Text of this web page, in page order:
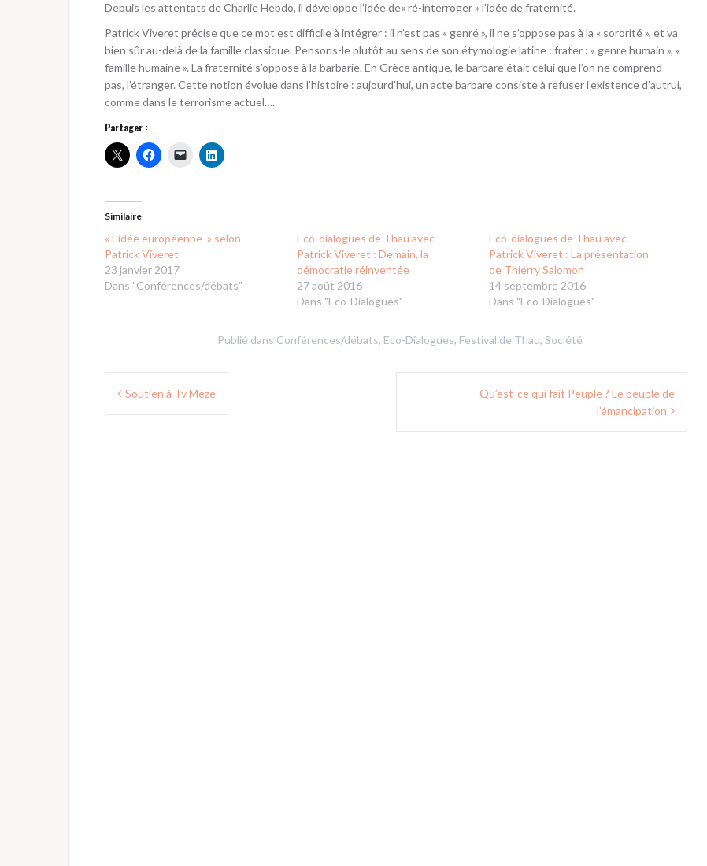
Depuis les attentats de Charlie Hebdo, il développe l’idée de« ré-interroger » l’idée de fraternité.
Patrick Viveret précise que ce mot est difficile à intégrer : il n’est pas « genré », il ne s’oppose pas à la « sororité », et va
bien sûr au-delà de la famille classique. Pensons-le plutôt au sens de son étymologie latine : frater : « genre humain », «
famille humaine ». La fraternité s’oppose à la barbarie. En Grèce antique, le barbare était celui que l’on ne comprend
pas, l’étranger. Cette notion évolue dans l’histoire : aujourd’hui, un acte barbare consiste à refuser l’existence d’autrui,
comme dans le terrorisme actuel….
Partager :
Similaire
« L’idée européenne » selon
Patrick Viveret
23 janvier 2017
Dans "Conférences/débats"
Eco-dialogues de Thau avec
Patrick Viveret : Demain, la
démocratie réinventée
27 août 2016
Dans "Eco-Dialogues"
Eco-dialogues de Thau avec
Patrick Viveret : La présentation
de Thierry Salomon
14 septembre 2016
Dans "Eco-Dialogues"
Publié dans Conférences/débats, Eco-Dialogues, Festival de Thau, Société
Navigation
Soutien à Tv Mèze
Qu’est-ce qui fait Peuple ? Le peuple de
l’émancipation